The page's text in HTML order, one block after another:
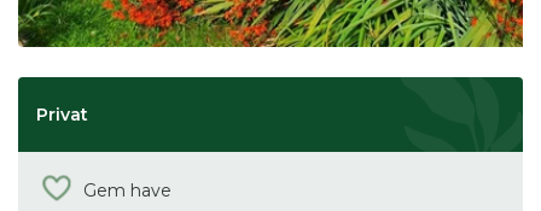
Privat
Gem have